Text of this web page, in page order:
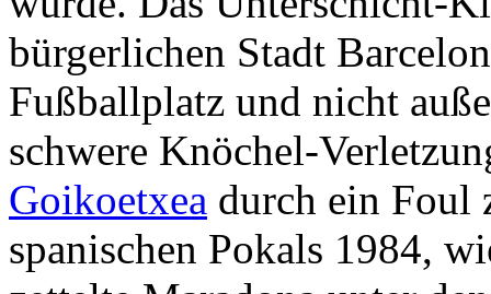
bürgerlichen Stadt
Fußballplatz und nicht
schwere Knöchel-
Goikoetxea durch ein Foul
spanischen Pokals 1984,